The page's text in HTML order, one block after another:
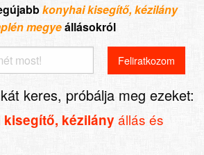
konyhai kisegítő, kézilány
megyeállásokról
keres, próbálja meg ezeket:
kézilány állás és